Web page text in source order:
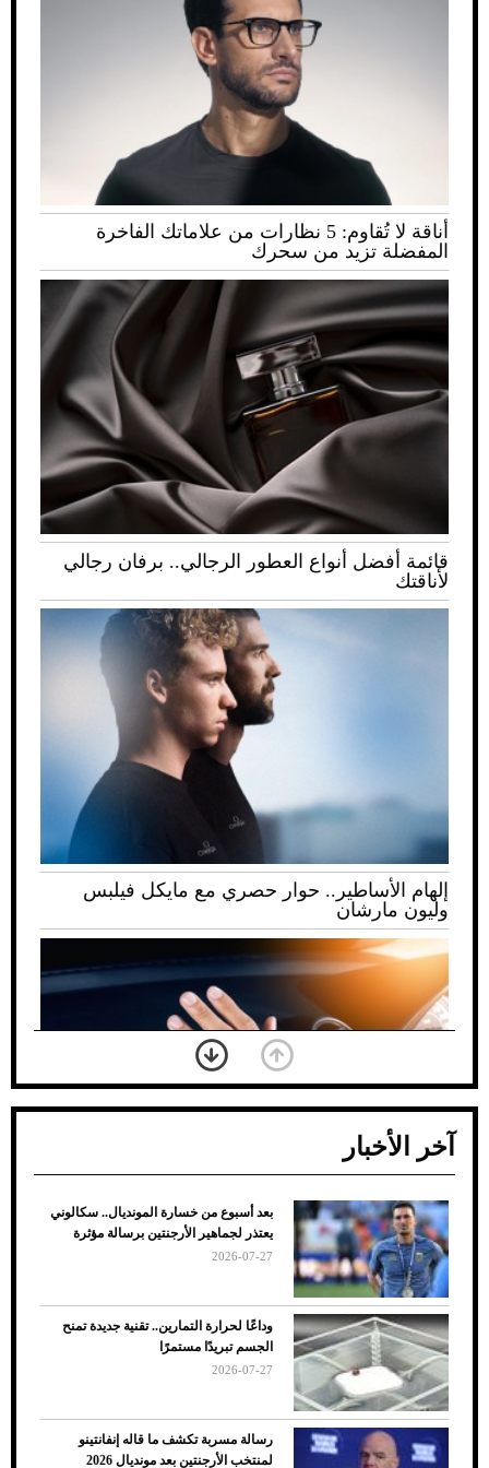
أناقة لا تُقاوم: 5 نظارات من علاماتك الفاخرة
المفضلة تزيد من سحرك
قائمة أفضل أنواع العطور الرجالي.. برفان رجالي
لأناقتك
إلهام الأساطير.. حوار حصري مع مايكل فيلبس
وليون مارشان
ضعف تبريد مكيف السيارة عند الوقوف.. أشهر
الأسباب والحلول
آخر الأخبار
بعد أسبوع من خسارة المونديال.. سكالوني
يعتذر لجماهير الأرجنتين برسالة مؤثرة
2026-07-27
وداعًا لحرارة التمارين.. تقنية جديدة تمنح
الجسم تبريدًا مستمرًا
2026-07-27
رسالة مسربة تكشف ما قاله إنفانتينو
لمنتخب الأرجنتين بعد مونديال 2026